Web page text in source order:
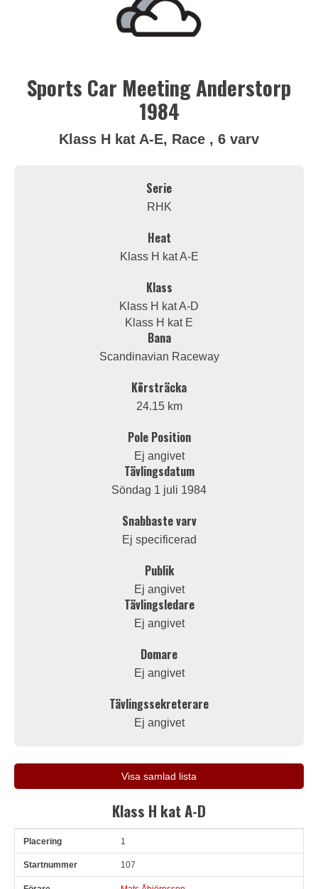
Sports Car Meeting Anderstorp
1984
Klass H kat A-E, Race , 6 varv
Serie
RHK
Heat
Klass H kat A-E
Klass
Klass H kat A-D
Klass H kat E
Bana
Scandinavian Raceway
Körsträcka
24.15 km
Pole Position
Ej angivet
Tävlingsdatum
Söndag 1 juli 1984
Snabbaste varv
Ej specificerad
Publik
Ej angivet
Tävlingsledare
Ej angivet
Domare
Ej angivet
Tävlingssekreterare
Ej angivet
Visa samlad lista
Klass H kat A-D
Pl Snr 1
107